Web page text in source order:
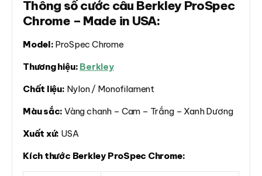
Thông số cước câu Berkley ProSpec
Chrome – Made in USA:
Model: ProSpec Chrome
Thương hiệu: Berkley
Chất liệu: Nylon / Monofilament
Màu sắc: Vàng chanh – Cam – Trắng – Xanh Dương
Xuất xứ: USA
Kích thước Berkley ProSpec Chrome: